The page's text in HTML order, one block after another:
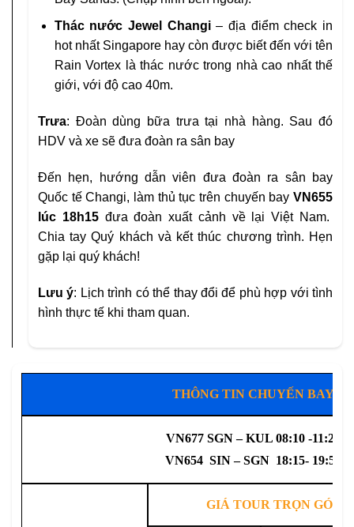
Thác nước Jewel Changi– địa điểm check in
hot nhất Singapore hay còn được biết đến với tên
Rain Vortex là thác nước trong nhà cao nhất thế
giới, với độ cao 40m.
Trưa: Đoàn dùng bữa trưa tại nhà hàng. Sau đó
HDV và xe sẽ đưa đoàn ra sân bay
Đến hẹn, hướng dẫn viên đưa đoàn ra sân bay
Quốc tế Changi, làm thủ tục trên chuyến bay VN655
lúc 18h15đưa đoàn xuất cảnh về lại Việt Nam.
Chia tay Quý khách và kết thúc chương trình. Hẹn
gặp lại quý khách!
Lưu ý: Lịch trình có thể thay đổi để phù hợp với tình
hình thực tế khi tham quan.
THÔNG TIN CHUYẾN BAY
VN677 SGN – KUL 08:10 -11:20
VN654 SIN – SGN 18:15- 19:55
GIÁ TOUR TRỌN GÓI